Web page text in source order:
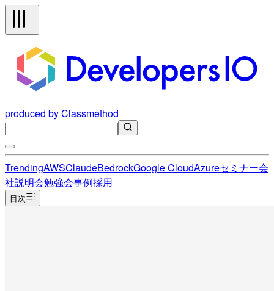
produced by Classmethod
TrendingAWSClaudeBedrockGoogle CloudAzureセミナー会
社説明会勉強会事例採用
目次